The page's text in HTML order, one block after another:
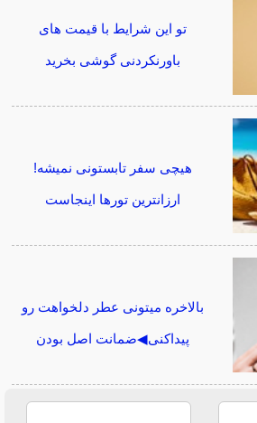
تو این شرایط با قیمت های
باورنکردنی گوشی بخرید
هیچی سفر تابستونی نمیشه!
ارزانترین تورها اینجاست
بالاخره میتونی عطر دلخواهت رو
پیداکنی◀ضمانت اصل بودن